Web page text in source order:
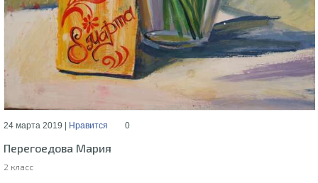
24 марта 2019 | Нравится 0
Перегоедова Мария
2 класс